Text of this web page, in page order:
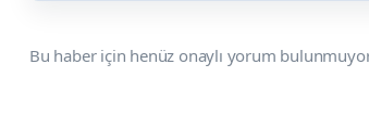
Bu haber için henüz onaylı yorum